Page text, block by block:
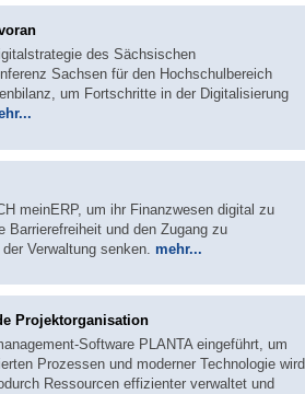
des Sächsischen
Sachsen für den Hochschulbereich
um Fortschritte in der Digitalisierung
meinERP, um ihr Finanzwesen digital zu
Barrierefreiheit und den Zugang zu
Verwaltung senken. mehr...
Projektorganisation
Software PLANTA eingeführt, um
Prozessen und moderner Technologie wird
Ressourcen effizienter verwaltet und